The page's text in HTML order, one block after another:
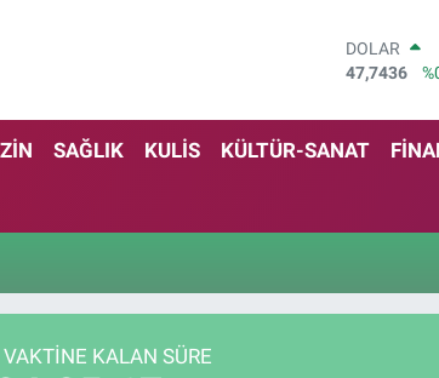
DOLAR
47,7436
55,2510
STERLİN
BITCOIN
64.815,30
SAĞLIK KULİS KÜLTÜR-SANAT
VAKTINE KALAN SÜRE